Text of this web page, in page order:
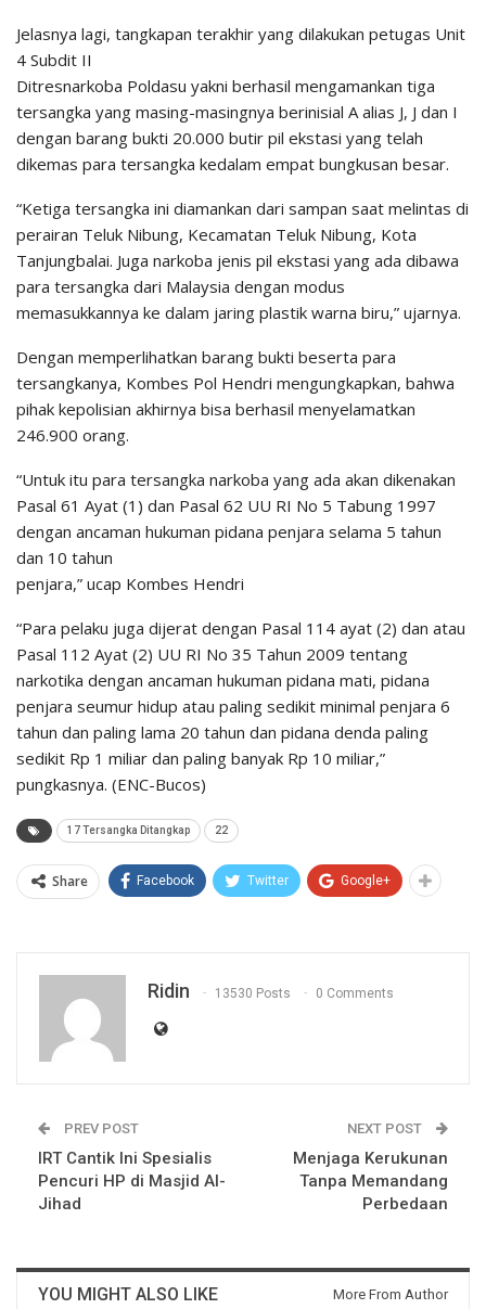
Jelasnya lagi, tangkapan terakhir yang dilakukan petugas Unit
4 Subdit II
Ditresnarkoba Poldasu yakni berhasil mengamankan tiga
tersangka yang masing-masingnya berinisial A alias J, J dan I
dengan barang bukti 20.000 butir pil ekstasi yang telah
dikemas para tersangka kedalam empat bungkusan besar.
“Ketiga tersangka ini diamankan dari sampan saat melintas di
perairan Teluk Nibung, Kecamatan Teluk Nibung, Kota
Tanjungbalai. Juga narkoba jenis pil ekstasi yang ada dibawa
para tersangka dari Malaysia dengan modus
memasukkannya ke dalam jaring plastik warna biru,” ujarnya.
Dengan memperlihatkan barang bukti beserta para
tersangkanya, Kombes Pol Hendri mengungkapkan, bahwa
pihak kepolisian akhirnya bisa berhasil menyelamatkan
246.900 orang.
“Untuk itu para tersangka narkoba yang ada akan dikenakan
Pasal 61 Ayat (1) dan Pasal 62 UU RI No 5 Tabung 1997
dengan ancaman hukuman pidana penjara selama 5 tahun
dan 10 tahun
penjara,” ucap Kombes Hendri
“Para pelaku juga dijerat dengan Pasal 114 ayat (2) dan atau
Pasal 112 Ayat (2) UU RI No 35 Tahun 2009 tentang
narkotika dengan ancaman hukuman pidana mati, pidana
penjara seumur hidup atau paling sedikit minimal penjara 6
tahun dan paling lama 20 tahun dan pidana denda paling
sedikit Rp 1 miliar dan paling banyak Rp 10 miliar,”
pungkasnya. (ENC-Bucos)
17 Tersangka Ditangkap 22
Share Facebook Twitter Google+
Ridin 13530 Posts 0 Comments
PREV POST
IRT Cantik Ini Spesialis
Pencuri HP di Masjid Al-
Jihad
NEXT POST
Menjaga Kerukunan
Tanpa Memandang
Perbedaan
YOU MIGHT ALSO LIKE More From Author